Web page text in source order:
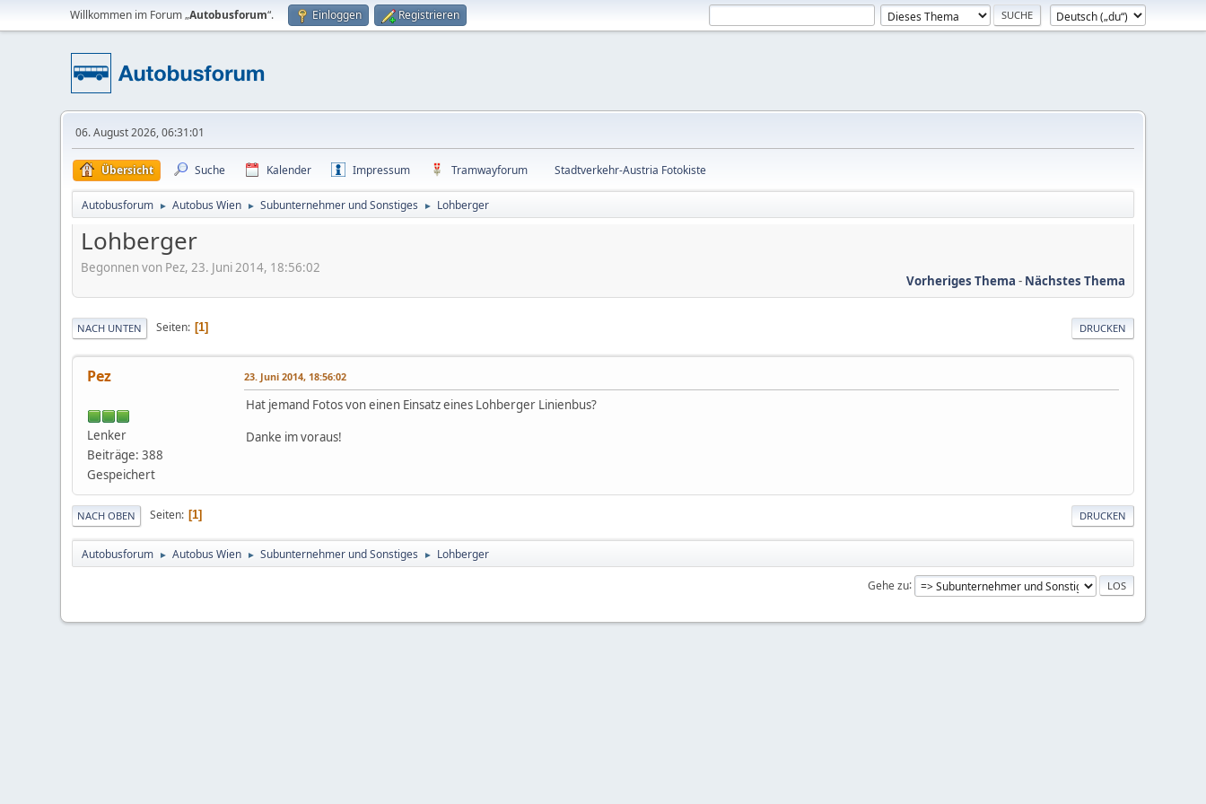
Willkommen im Forum „Autobusforum“. Einloggen Registrieren
06. August 2026, 06:31:01
Übersicht Suche Kalender Impressum Tramwayforum Stadtverkehr-Austria Fotokiste
Autobusforum ► Autobus Wien ► Subunternehmer und Sonstiges ► Lohberger
Lohberger
Begonnen von Pez, 23. Juni 2014, 18:56:02
Vorheriges Thema - Nächstes Thema
DRUCKEN
NACH UNTEN Seiten 1
Pez
Lenker
Beiträge: 388
Gespeichert
23. Juni 2014, 18:56:02
Hat jemand Fotos von einen Einsatz eines Lohberger Linienbus?
Danke im voraus!
DRUCKEN
NACH OBEN Seiten 1
Autobusforum ► Autobus Wien ► Subunternehmer und Sonstiges ► Lohberger
Gehe zu